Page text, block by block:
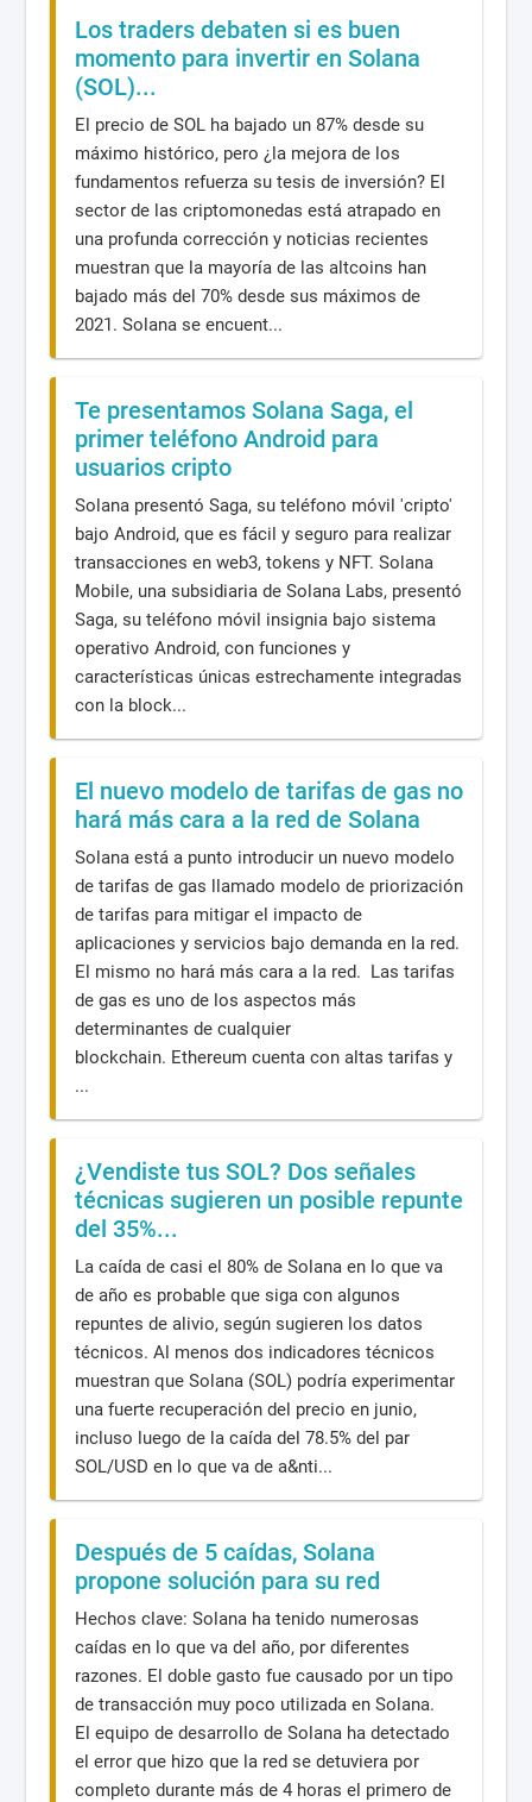
Los traders debaten si es buen
momento para invertir en Solana
(SOL)...
El precio de SOL ha bajado un 87% desde su
máximo histórico, pero ¿la mejora de los
fundamentos refuerza su tesis de inversión? El
sector de las criptomonedas está atrapado en
una profunda corrección y noticias recientes
muestran que la mayoría de las altcoins han
bajado más del 70% desde sus máximos de
2021. Solana se encuent...
Te presentamos Solana Saga, el
primer teléfono Android para
usuarios cripto
Solana presentó Saga, su teléfono móvil 'cripto'
bajo Android, que es fácil y seguro para realizar
transacciones en web3, tokens y NFT. Solana
Mobile, una subsidiaria de Solana Labs, presentó
Saga, su teléfono móvil insignia bajo sistema
operativo Android, con funciones y
características únicas estrechamente integradas
con la block...
El nuevo modelo de tarifas de gas no
hará más cara a la red de Solana
Solana está a punto introducir un nuevo modelo
de tarifas de gas llamado modelo de priorización
de tarifas para mitigar el impacto de
aplicaciones y servicios bajo demanda en la red.
El mismo no hará más cara a la red. Las tarifas
de gas es uno de los aspectos más
determinantes de cualquier
blockchain. Ethereum cuenta con altas tarifas y
...
¿Vendiste tus SOL? Dos señales
técnicas sugieren un posible repunte
del 35%...
La caída de casi el 80% de Solana en lo que va
de año es probable que siga con algunos
repuntes de alivio, según sugieren los datos
técnicos. Al menos dos indicadores técnicos
muestran que Solana (SOL) podría experimentar
una fuerte recuperación del precio en junio,
incluso luego de la caída del 78.5% del par
SOL/USD en lo que va de a&nti...
Después de 5 caídas, Solana
propone solución para su red
Hechos clave: Solana ha tenido numerosas
caídas en lo que va del año, por diferentes
razones. El doble gasto fue causado por un tipo
de transacción muy poco utilizada en Solana.
El equipo de desarrollo de Solana ha detectado
el error que hizo que la red se detuviera por
completo durante más de 4 horas el primero de